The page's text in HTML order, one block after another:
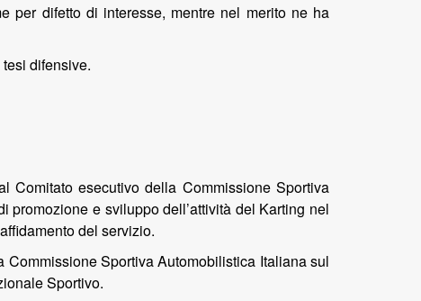
per difetto di interesse, mentre nel merito ne ha
difensive.
Comitato esecutivo della Commissione Sportiva
promozione e sviluppo dell’attività del Karting nel
del servizio.
Commissione Sportiva Automobilistica Italiana sul
Sportivo.